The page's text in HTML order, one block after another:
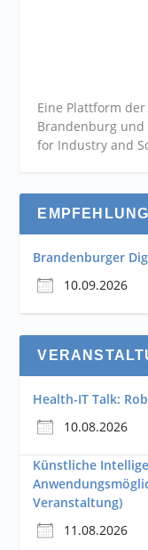
Eine Plattform der
Brandenburg und
for Industry and
Brandenburger
10.09.2026
Health-IT Talk:
10.08.2026
Künstliche
Veranstaltung)
11.08.2026